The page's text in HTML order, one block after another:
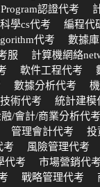
認證代考
學cs代考
編程代
代考
數據庫
服
計算機網絡
軟件工程代考
數據分析代考
術代考 統計建模
/會計/商業分析代考
管理會計代考
投
考
風險管理代考
代考 市場營銷代考
戰略管理代考